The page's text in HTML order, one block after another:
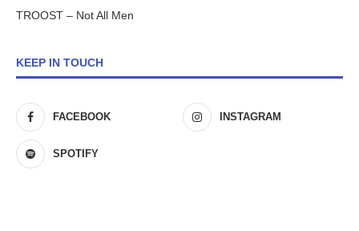
TROOST – Not All Men
KEEP IN TOUCH
FACEBOOK INSTAGRAM
SPOTIFY